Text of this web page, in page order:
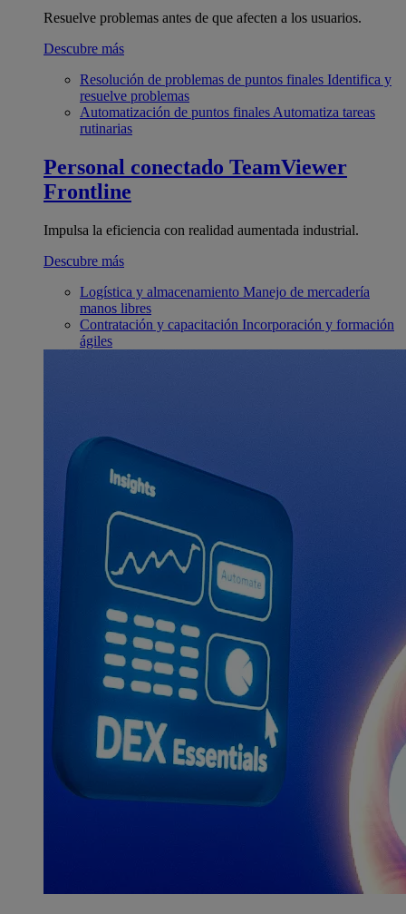
Resuelve problemas antes de que afecten a los usuarios.
Descubre más
Resolución de problemas de puntos finales Identifica y
resuelve problemas
Automatización de puntos finales Automatiza tareas
rutinarias
Personal conectado TeamViewer
Frontline
Impulsa la eficiencia con realidad aumentada industrial.
Descubre más
Logística y almacenamiento Manejo de mercadería
manos libres
Contratación y capacitación Incorporación y formación
ágiles